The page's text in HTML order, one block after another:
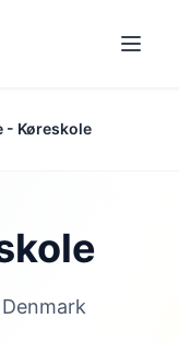
- Køreskole